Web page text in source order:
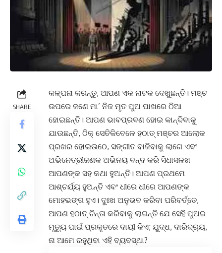
SHARE
କଳ୍ପନା କରନ୍ତୁ, ଆପଣ ଏକ ନାଟକ ଦେଖୁଛନ୍ତି। ମଞ୍ଚ
ଉପରେ ଜଣେ ମା’ ନିଜ ମୃତ ପୁଅ ପାଖରେ ଠିଆ
ହୋଇଛନ୍ତି। ଆପଣ ଭାବପ୍ରବଣ ହୋଇ କାନ୍ଦିବାକୁ
ଯାଉଛନ୍ତି, ଠିକ୍ ସେତିକିବେଳେ ହଠାତ୍ ମଞ୍ଚର ଆଲୋକ
ପ୍ରଖର ହୋଇଉଠେ, ସଙ୍ଗୀତ ବାଜିବାକୁ ଲାଗେ ଏବଂ
ଅଭିନେତ୍ରୀଜଣକ ଅଭିନୟ ବନ୍ଦ କରି ସିଧାସଳଖ
ଆପଣଙ୍କ ସହ କଥା ହୁଅନ୍ତି। ଆପଣ ପ୍ରଥମେ
ଆଶ୍ଚର୍ଯ୍ୟ ହୁଅନ୍ତି ଏବଂ ଧୀରେ ଧୀରେ ଆପଣଙ୍କ
ମୋହଭଙ୍ଗ ହୁଏ। ଦୁଃଖ ଅନୁଭବ କରିବା ପରିବର୍ତ୍ତେ,
ଆପଣ ହଠାତ୍ ଚିନ୍ତା କରିବାକୁ ଲାଗନ୍ତି ଯେ ସେହି ପୁଅର
ମୃତ୍ୟୁ ପାଇଁ ପ୍ରକୃତରେ ଦାୟୀ କିଏ; ଯୁଦ୍ଧ, ଦାରିଦ୍ର୍ୟ,
ନା ଆମେ ରହୁଥିବା ଏହି ବ୍ୟବସ୍ଥା?